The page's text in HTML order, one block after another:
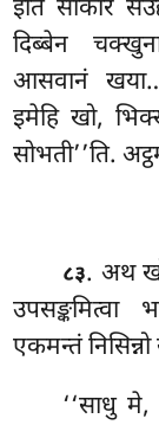
इति साकारं
दिब्बेन
आसवानं
इमेहि खो,
सोभती’’ति.
८३. अथ
उपसङ्कमित्वा
एकमन्तं
‘‘साधु मे,